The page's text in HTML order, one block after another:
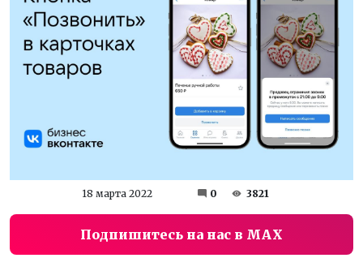
18 марта 2022 0 3821
Подпишитесь на нас в MAX